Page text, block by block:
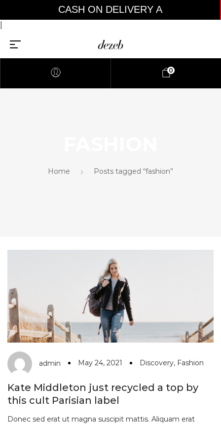
CASH ON DELIVERY AVAL
0
Home Posts tagged “fashion”
admin May 24, 2021 Discovery, Fashion
Kate Middleton just recycled a top by
this cult Parisian label
Donec sed erat ut magna suscipit mattis. Aliquam erat